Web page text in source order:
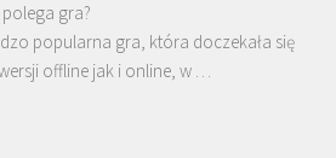
gra?
popularna gra, która doczekała się
offline jak i online, w …